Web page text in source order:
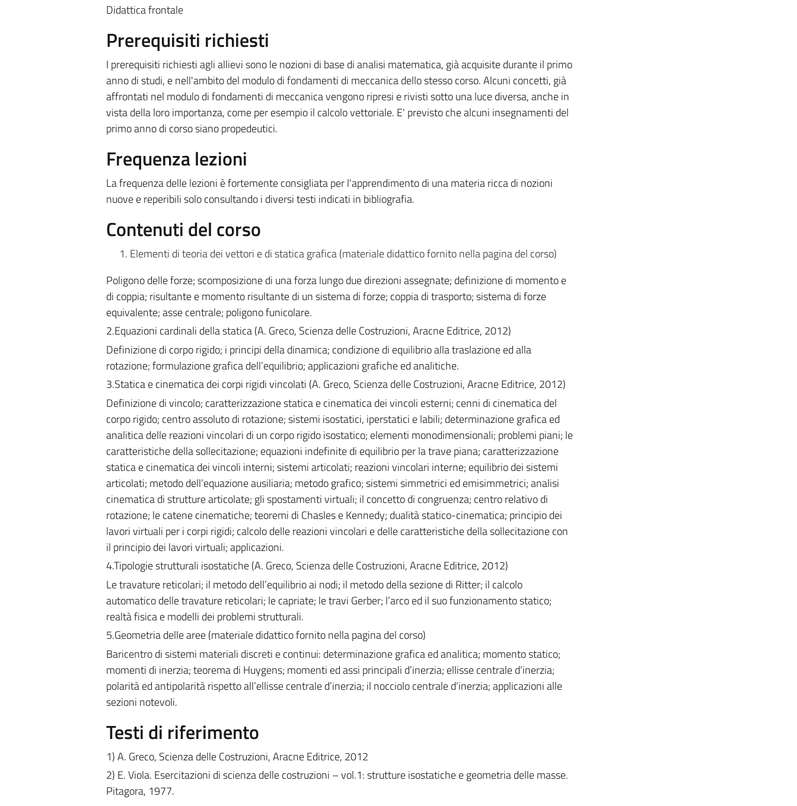
Didattica frontale
Prerequisiti richiesti
I prerequisiti richiesti agli allievi sono le nozioni di base di analisi matematica, già acquisite durante il primo
anno di studi, e nell'ambito del modulo di fondamenti di meccanica dello stesso corso. Alcuni concetti, già
affrontati nel modulo di fondamenti di meccanica vengono ripresi e rivisti sotto una luce diversa, anche in
vista della loro importanza, come per esempio il calcolo vettoriale. E' previsto che alcuni insegnamenti del
primo anno di corso siano propedeutici.
Frequenza lezioni
La frequenza delle lezioni è fortemente consigliata per l'apprendimento di una materia ricca di nozioni
nuove e reperibili solo consultando i diversi testi indicati in bibliografia.
Contenuti del corso
Elementi di teoria dei vettori e di statica grafica (materiale didattico fornito nella pagina del corso)
Poligono delle forze; scomposizione di una forza lungo due direzioni assegnate; definizione di momento e
di coppia; risultante e momento risultante di un sistema di forze; coppia di trasporto; sistema di forze
equivalente; asse centrale; poligono funicolare.
2.Equazioni cardinali della statica (A. Greco, Scienza delle Costruzioni, Aracne Editrice, 2012)
Definizione di corpo rigido; i principi della dinamica; condizione di equilibrio alla traslazione ed alla
rotazione; formulazione grafica dell’equilibrio; applicazioni grafiche ed analitiche.
3.Statica e cinematica dei corpi rigidi vincolati (A. Greco, Scienza delle Costruzioni, Aracne Editrice, 2012)
Definizione di vincolo; caratterizzazione statica e cinematica dei vincoli esterni; cenni di cinematica del
corpo rigido; centro assoluto di rotazione; sistemi isostatici, iperstatici e labili; determinazione grafica ed
analitica delle reazioni vincolari di un corpo rigido isostatico; elementi monodimensionali; problemi piani; le
caratteristiche della sollecitazione; equazioni indefinite di equilibrio per la trave piana; caratterizzazione
statica e cinematica dei vincoli interni; sistemi articolati; reazioni vincolari interne; equilibrio dei sistemi
articolati; metodo dell’equazione ausiliaria; metodo grafico; sistemi simmetrici ed emisimmetrici; analisi
cinematica di strutture articolate; gli spostamenti virtuali; il concetto di congruenza; centro relativo di
rotazione; le catene cinematiche; teoremi di Chasles e Kennedy; dualità statico-cinematica; principio dei
lavori virtuali per i corpi rigidi; calcolo delle reazioni vincolari e delle caratteristiche della sollecitazione con
il principio dei lavori virtuali; applicazioni.
4.Tipologie strutturali isostatiche (A. Greco, Scienza delle Costruzioni, Aracne Editrice, 2012)
Le travature reticolari; il metodo dell’equilibrio ai nodi; il metodo della sezione di Ritter; il calcolo
automatico delle travature reticolari; le capriate; le travi Gerber; l’arco ed il suo funzionamento statico;
realtà fisica e modelli dei problemi strutturali.
5.Geometria delle aree (materiale didattico fornito nella pagina del corso)
Baricentro di sistemi materiali discreti e continui: determinazione grafica ed analitica; momento statico;
momenti di inerzia; teorema di Huygens; momenti ed assi principali d’inerzia; ellisse centrale d’inerzia;
polarità ed antipolarità rispetto all’ellisse centrale d’inerzia; il nocciolo centrale d’inerzia; applicazioni alle
sezioni notevoli.
Testi di riferimento
1) A. Greco, Scienza delle Costruzioni, Aracne Editrice, 2012
2) E. Viola. Esercitazioni di scienza delle costruzioni – vol.1: strutture isostatiche e geometria delle masse.
Pitagora, 1977.